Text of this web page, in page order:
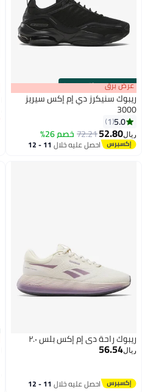
00m:00s
·باقي 100% عرض برق
ريبوك سنيكرز دي إم إكس سيريز
3000
5.0
1
ريال52.80
72.21خصم 26%
احصل عليه خلال 11 - 12
ريبوك راحة دي إم إكس بلس ٢.٠
ريال56.54
احصل عليه خلال 11 - 12